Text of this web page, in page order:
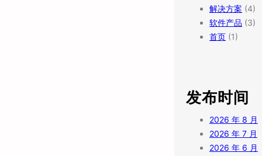
解决方案 (4)
软件产品 (3)
首页 (1)
发布时间
2026 年 8 月
2026 年 7 月
2026 年 6 月